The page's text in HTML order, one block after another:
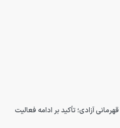
آزادی؛ تأکید بر ادامه فعالیت